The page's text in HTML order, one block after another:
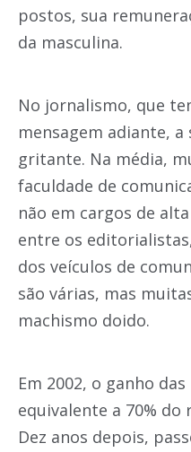
postos, sua
da masculina.
No jornalismo, que
mensagem adiante,
gritante. Na média,
faculdade de
não em cargos de
entre os
dos veículos de
são várias, mas
machismo doido.
Em 2002, o ganho
equivalente a 70%
Dez anos depois,